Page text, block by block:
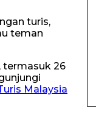
turis,
teman
termasuk 26
Malaysia